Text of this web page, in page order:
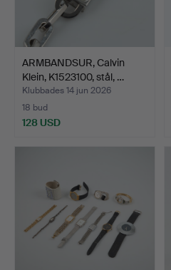
ARMBANDSUR, Calvin
Klein, K1523100, stål, …
Klubbades 14 jun 2026
18 bud
128 USD